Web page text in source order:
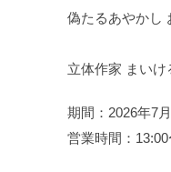
偽たるあやかし
立体作家 まいけ
期間：2026年7
営業時間：